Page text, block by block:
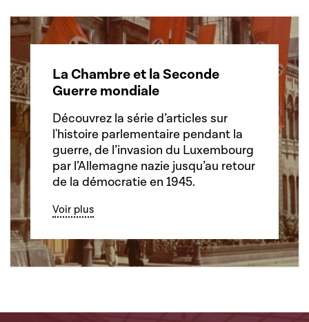
La Chambre et la Seconde
Guerre mondiale
Découvrez la série d’articles sur
l'histoire parlementaire pendant la
guerre, de l’invasion du Luxembourg
par l’Allemagne nazie jusqu’au retour
de la démocratie en 1945.
Voir plus